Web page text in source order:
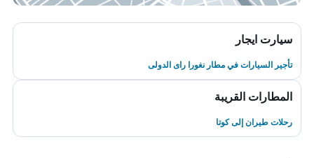
سيارت ايجار
تأجير السيارات في مطار نغورا راى الدولى
المطارات القريبة
رحلات طيران إلى كوتا